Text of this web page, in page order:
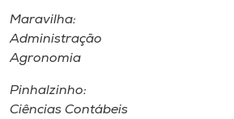
Maravilha:
Administração
Agronomia
Pinhalzinho:
Ciências Contábeis